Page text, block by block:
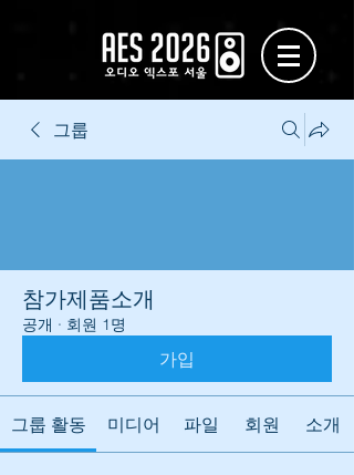
그룹
참가제품소개
공개 · 회원 1명
가입
그룹 활동 미디어 파일 회원 소개